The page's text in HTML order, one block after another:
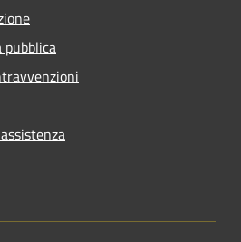
pubblica